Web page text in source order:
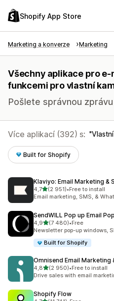
Shopify App Store
Marketing a konverze Marketing
Všechny aplikace pro
funkcemi pro vlastní
Pošlete správnou
Více aplikací (392) s:
Built for Shopify
Klaviyo: Email Marketing &
4,7z 5 hvězd
(2 951)
Celkový počet recenzí: 2951
•Free to install
Email marketing, SMS, &
SendWILL Pop up Email
4,9z 5 hvězd
(7 480)
Celkový počet recenzí: 7480
•Free
Newsletter pop-up windows,
Built for Shopify
Omnisend Email Marketing
4,8z 5 hvězd
(2 950)
Celkový počet recenzí: 2950
•Free to install
Drive sales with email
Shopify Flow